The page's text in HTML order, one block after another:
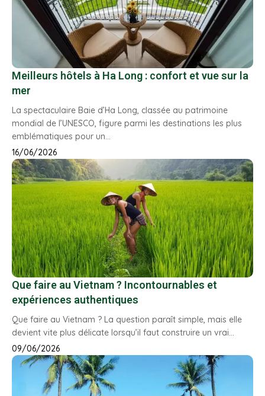
Meilleurs hôtels à Ha Long : confort et vue sur la
mer
La spectaculaire Baie d’Ha Long, classée au patrimoine
mondial de l’UNESCO, figure parmi les destinations les plus
emblématiques pour un…
16/06/2026
Que faire au Vietnam ? Incontournables et
expériences authentiques
Que faire au Vietnam ? La question paraît simple, mais elle
devient vite plus délicate lorsqu’il faut construire un vrai…
09/06/2026